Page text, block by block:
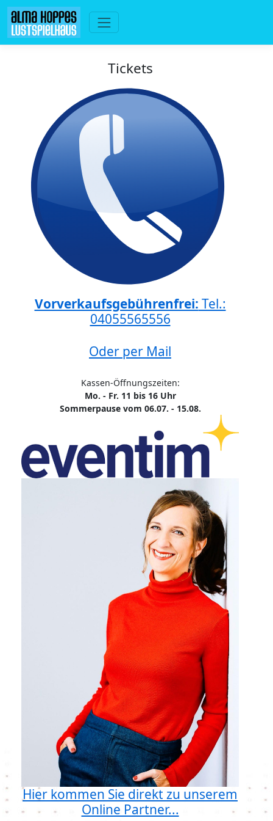
Tickets
Vorverkaufsgebührenfrei: Tel.:
04055565556
Oder per Mail
Kassen-Öffnungszeiten:
Mo. - Fr. 11 bis 16 Uhr
Sommerpause vom 06.07. - 15.08.
Hier kommen Sie direkt zu unserem
Online Partner...